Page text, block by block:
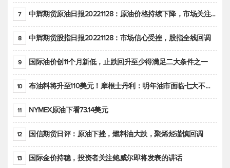
7 中辉期货原油日报20221128：原油价格持续下降，市场关注OPEC+新一轮产能政策
8 中辉期货股指日报20221128：市场信心受挫，股指全线回调
9 国际油价创11个月新低，止跌回升至少得满足二大条件之一
10 布油料将升至110美元！摩根士丹利：明年油市面临七大不确定性
11 NYMEX原油下看73.14美元
12 国信期货日评：原油下挫，燃料油大跌，聚烯烃谨慎回调
13 国际金价持稳，投资者关注鲍威尔即将发表的讲话